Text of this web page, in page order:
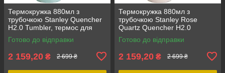
Термокружка 880мл з
трубочкою Stanley Quencher
H2.0 Tumbler, термос для
води з нержавіючої сталі,
холод до 9 год, колір мятний
Готово до відправки
2 159,20 ₴ 2 699 ₴
Термокружка 880мл з
трубочкою Stanley Rose
Quartz Quencher H2.0
Tumbler, термос з
нержавіючої сталі, холод до 9
Готово до відправки
2 159,20 ₴ 2 699 ₴